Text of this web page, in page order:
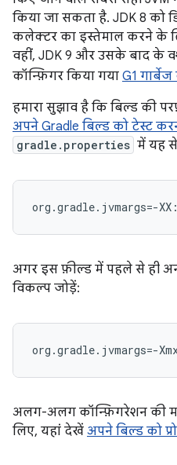
किया जा सकता है. JDK 8 को
कलेक्टर का इस्तेमाल करने के
वहीं, JDK 9 और उसके बाद के
कॉन्फ़िगर किया गया G1
हमारा सुझाव है कि बिल्ड की
अपने Gradle बिल्ड को टेस्ट
gradle.properties में यह
org.gradle.jvmargs=-
अगर इस फ़ील्ड में पहले से ही
विकल्प जोड़ें:
org.gradle.jvmargs=-
अलग-अलग कॉन्फ़िगरेशन की
लिए, यहां देखें अपने बिल्ड को